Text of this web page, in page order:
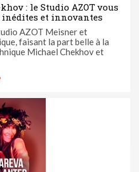
AZOT vous
et innovantes
AZOT Meisner et
faisant la part belle à la
Michael Chekhov et